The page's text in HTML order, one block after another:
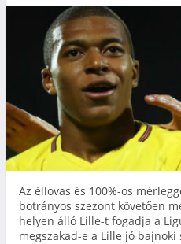
Az éllovas és 100%-os
botrányos szezont követően
helyen álló Lille-t fogadja a
megszakad-e a Lille jó bajnoki